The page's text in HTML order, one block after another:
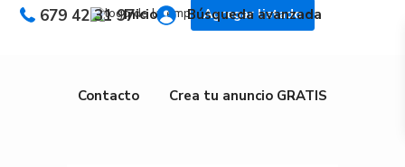
Agregar listado
679 42 31 97Inicio Búsqueda avanzada
Contacto Crea tu anuncio GRATIS